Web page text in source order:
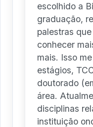
escolhido a
graduação,
palestras
conhecer
mais. Isso
estágios,
doutorado
área.
disciplinas
instituição